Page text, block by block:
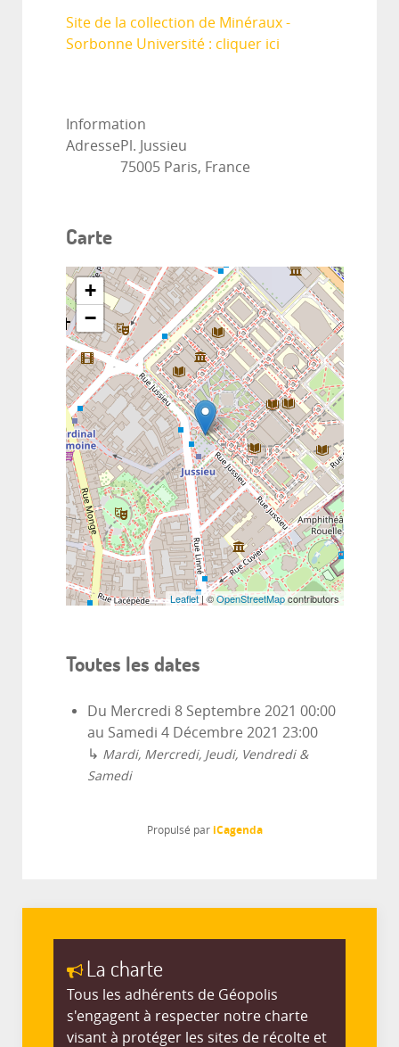
Site de la collection de Minéraux -
Sorbonne Université : cliquer ici
Information
AdressePl. Jussieu
75005 Paris, France
Carte
+
−
Leaflet| ©OpenStreetMapcontributors
Toutes les dates
Du Mercredi 8 Septembre 2021 00:00
au Samedi 4 Décembre 2021 23:00
↳ Mardi, Mercredi, Jeudi, Vendredi &
Samedi
Propulsé par iCagenda
La charte
Tous les adhérents de Géopolis
s'engagent à respecter notre charte
visant à protéger les sites de récolte et